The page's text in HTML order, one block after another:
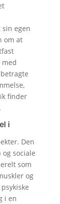
egen
om at
med
finder
i
Den
sociale
som
og
i en